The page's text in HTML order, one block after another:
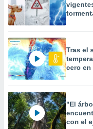
Tras el
cero en
"El
con el